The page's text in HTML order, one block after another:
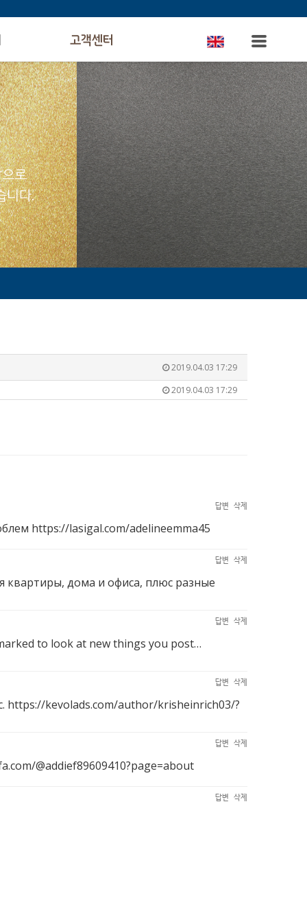
고객센터
로
니다.
2019.04.03 17:29
2019.04.03 17:29
답변 삭제
https://lasigal.com/adelineemma45
답변 삭제
квартиры, дома и офиса, плюс разные
답변 삭제
to look at new things you post…
답변 삭제
https://kevolads.com/author/krisheinrich03/?
답변 삭제
@addief89609410?page=about
답변 삭제